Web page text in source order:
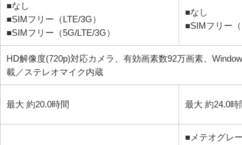
■なし
■SIMフリー（LTE/3G）
■SIMフリー（5G/LTE/3G）
■なし
■SIMフリー（
HD解像度(720p)対応カメラ、有効画素数92万画素、
載／ステレオマイク内蔵
最大 約20.0時間 最大 約24.0時
■メテオグレー